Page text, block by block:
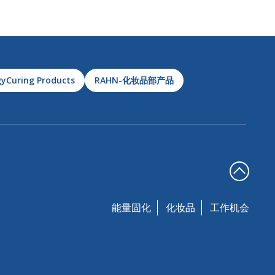
Products RAHN-化妆品部产品
能量固化 化妆品 工作机会